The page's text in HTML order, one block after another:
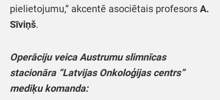
pielietojumu,” akcentē asociētais profesors A.
Sīviņš.
Operāciju veica Austrumu slimnīcas
stacionāra “Latvijas Onkoloģijas centrs”
mediķu komanda: